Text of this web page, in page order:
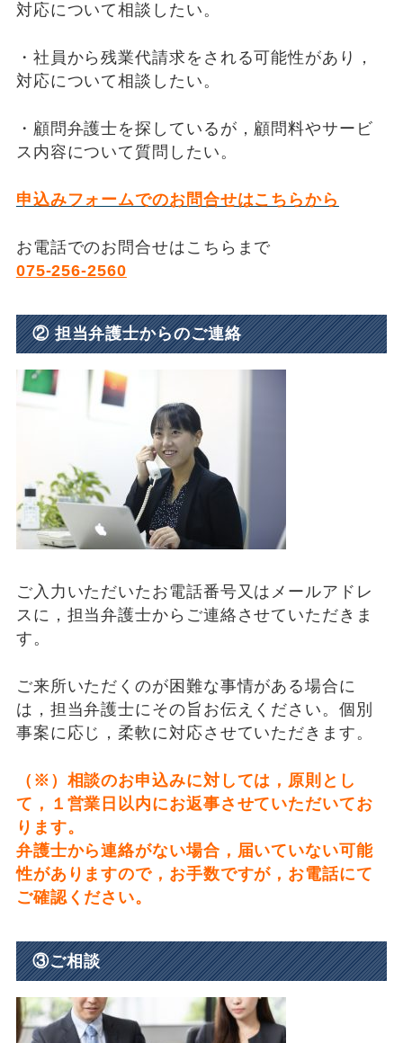
対応について相談したい。
・社員から残業代請求をされる可能性があり，
対応について相談したい。
・顧問弁護士を探しているが，顧問料やサービ
ス内容について質問したい。
申込みフォームでのお問合せはこちらから
お電話でのお問合せはこちらまで
075-256-2560
② 担当弁護士からのご連絡
ご入力いただいたお電話番号又はメールアドレ
スに，担当弁護士からご連絡させていただきま
す。
ご来所いただくのが困難な事情がある場合に
は，担当弁護士にその旨お伝えください。個別
事案に応じ，柔軟に対応させていただきます。
（※）相談のお申込みに対しては，原則とし
て，１営業日以内にお返事させていただいてお
ります。
弁護士から連絡がない場合，届いていない可能
性がありますので，お手数ですが，お電話にて
ご確認ください。
③ご相談